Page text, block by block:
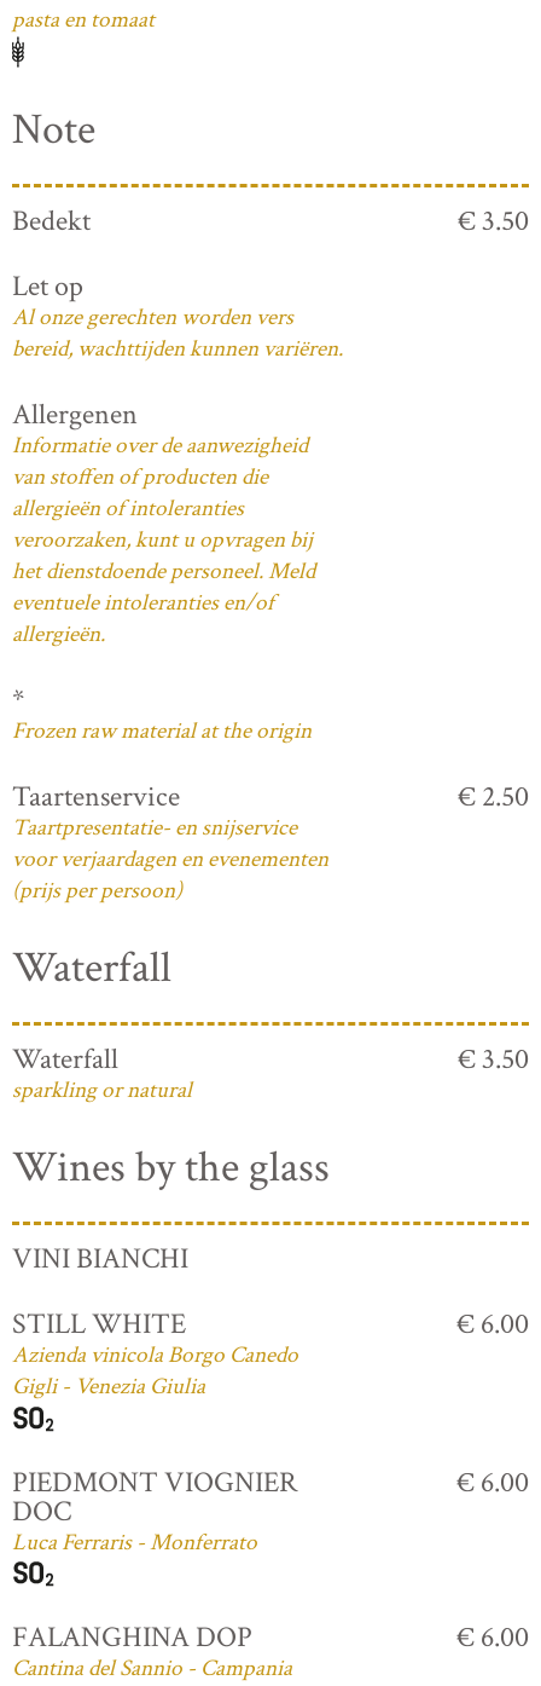
pasta en tomaat
Note
Bedekt
€ 3.50
Let op
Al onze gerechten worden vers
bereid, wachttijden kunnen variëren.
Allergenen
Informatie over de aanwezigheid
van stoffen of producten die
allergieën of intoleranties
veroorzaken, kunt u opvragen bij
het dienstdoende personeel. Meld
eventuele intoleranties en/of
allergieën.
*
Frozen raw material at the origin
Taartenservice
Taartpresentatie- en snijservice
voor verjaardagen en evenementen
(prijs per persoon)
€ 2.50
Waterfall
Waterfall
sparkling or natural
€ 3.50
Wines by the glass
VINI BIANCHI
STILL WHITE
Azienda vinicola Borgo Canedo
Gigli - Venezia Giulia
€ 6.00
PIEDMONT VIOGNIER
DOC
Luca Ferraris - Monferrato
€ 6.00
FALANGHINA DOP
Cantina del Sannio - Campania
€ 6.00